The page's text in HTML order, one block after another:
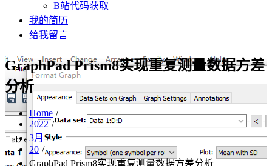
B站代码获取
我的简历
给我留言
GraphPad Prism8实现重复测量数据方差
分析
Home
2022
3月
20
GraphPad Prism8实现重复测量数据方差分析